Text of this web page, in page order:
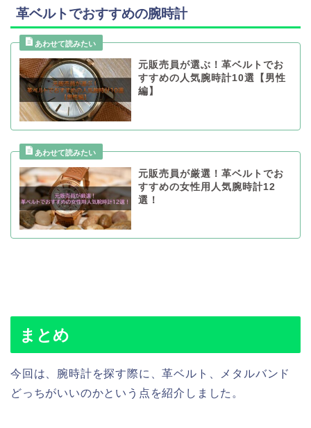
革ベルトでおすすめの腕時計
元販売員が選ぶ！革ベルトでお
すすめの人気腕時計10選【男性
編】
元販売員が厳選！革ベルトでお
すすめの女性用人気腕時計12
選！
まとめ
今回は、腕時計を探す際に、革ベルト、メタルバンド
どっちがいいのかという点を紹介しました。